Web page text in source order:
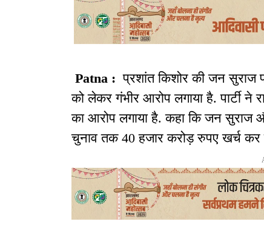
Patna : प्रशांत किशोर की जन सुराज
को लेकर गंभीर आरोप लगाया है. पार्टी
का आरोप लगाया है. कहा कि जन सुराज
चुनाव तक 40 हजार करोड़ रुपए खर्च कर